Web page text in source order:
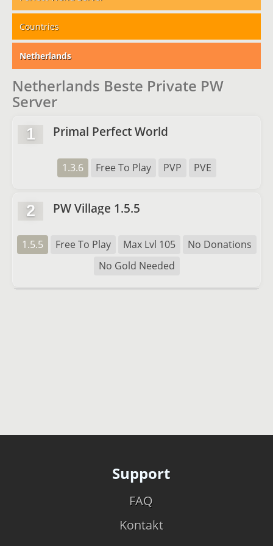
Countries
Netherlands
Netherlands Beste Private PW
Server
1 Primal Perfect World
1.3.6 Free To Play PVP PVE
2 PW Village 1.5.5
1.5.5 Free To Play Max Lvl 105
No Donations
No Gold Needed
Support
FAQ
Kontakt